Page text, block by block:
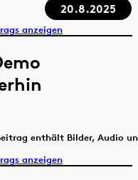
20.8.2025
anzeigen
enthält Bilder, Audio
anzeigen